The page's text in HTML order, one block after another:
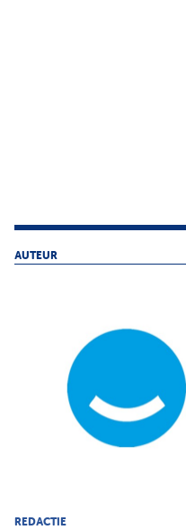
AUTEUR
REDACTIE